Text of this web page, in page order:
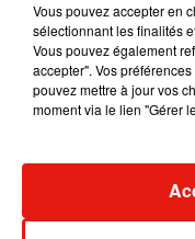
Vous pouvez accepter en
sélectionnant les finalités
Vous pouvez également
accepter". Vos
pouvez mettre à jour vos
moment via le lien "Gérer